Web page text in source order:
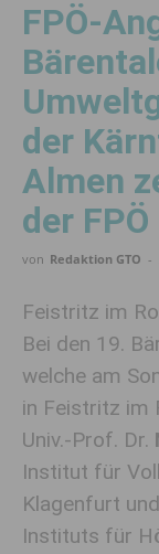
FPÖ-
der
Almen
der FPÖ
von Redaktion GTO -
Feistritz im
Bei den 19.
welche am
in Feistritz im
Univ.-Prof. Dr.
Institut für
Klagenfurt
Instituts für